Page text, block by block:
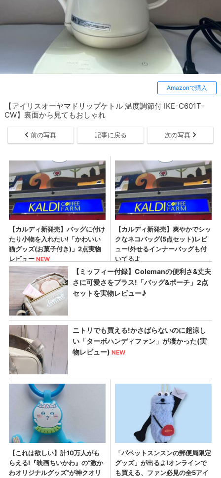
Amazonで購入
【アイリスオーヤマドリップケトル 温度調節付 IKE-C601T-
CW】裏面から見てもおしゃれ
前の写真 記事に戻る 次の写真